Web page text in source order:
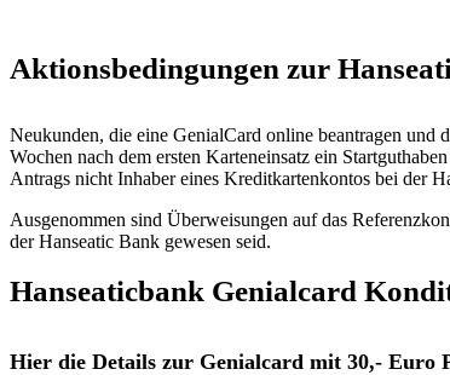
Aktionsbedingungen zur
Neukunden, die eine GenialCard online beantragen und
Wochen nach dem ersten Karteneinsatz ein
Antrags nicht Inhaber eines Kreditkartenkontos bei der
Ausgenommen sind Überweisungen auf das
der Hanseatic Bank gewesen seid.
Hanseaticbank Genialcard
Hier die Details zur Genialcard mit 30,- Euro